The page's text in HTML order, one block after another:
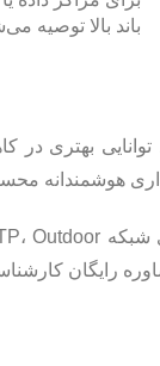
باند بالا توصیه
بهتری در
هوشمندانه
رایگان